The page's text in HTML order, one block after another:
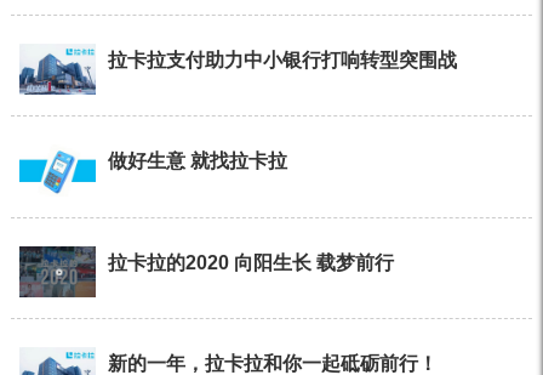
拉卡拉支付助力中小银行打响转型突围战
做好生意 就找拉卡拉
拉卡拉的2020 向阳生长 载梦前行
新的一年，拉卡拉和你一起砥砺前行！